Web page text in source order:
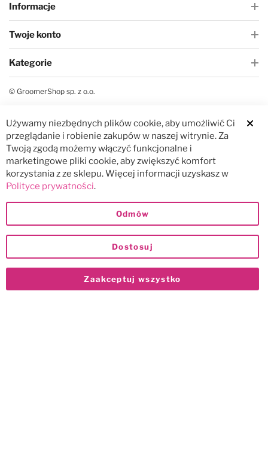
Informacje
Twoje konto
Kategorie
© GroomerShop sp. z o.o.
Używamy niezbędnych plików cookie, aby umożliwić Ci
przeglądanie i robienie zakupów w naszej witrynie. Za
Twoją zgodą możemy włączyć funkcjonalne i
marketingowe pliki cookie, aby zwiększyć komfort
korzystania z ze sklepu. Więcej informacji uzyskasz w
Polityce prywatności.
Zaakceptuj wszystko
Dostosuj
Odmów